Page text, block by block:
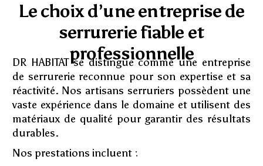
Le choix d’une entreprise de
serrurerie fiable et
professionnelle
DR HABITAT se distingue comme une entreprise
de serrurerie reconnue pour son expertise et sa
réactivité. Nos artisans serruriers possèdent une
vaste expérience dans le domaine et utilisent des
matériaux de qualité pour garantir des résultats
durables.
Nos prestations incluent :